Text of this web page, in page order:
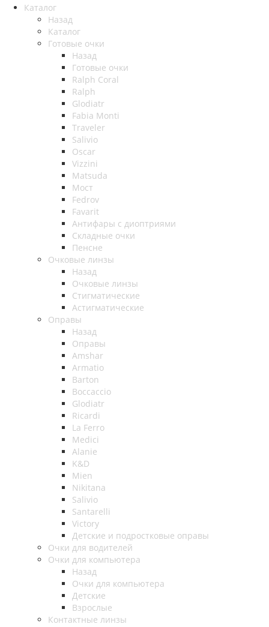
Каталог
Назад
Каталог
Готовые очки
Назад
Готовые очки
Ralph Coral
Ralph
Glodiatr
Fabia Monti
Traveler
Salivio
Oscar
Vizzini
Matsuda
Мост
Fedrov
Favarit
Антифары с диоптриями
Складные очки
Пенсне
Очковые линзы
Назад
Очковые линзы
Стигматические
Астигматические
Оправы
Назад
Оправы
Amshar
Armatio
Barton
Boccaccio
Glodiatr
Ricardi
La Ferro
Medici
Alanie
K&D
Mien
Nikitana
Salivio
Santarelli
Victory
Детские и подростковые оправы
Очки для водителей
Очки для компьютера
Назад
Очки для компьютера
Детские
Взрослые
Контактные линзы